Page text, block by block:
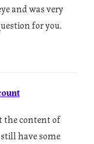
and was very
for you.
the content of
have some